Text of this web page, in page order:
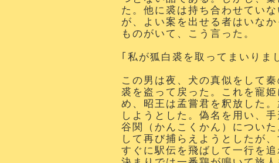
た。他に裘は持ち合わせてい
が、よい案を出せる者はいな
ものがいて、こう言った。
｢私が狐白裘を取ってまいりま
この男は夜、犬の真似をして
裘を盗って戻った。これを寵
め、昭王は孟嘗君を釈放した
しようとした。偽名を用い、
谷関（かんこくかん）につい
して再び捕らえようとしたが
すぐに駅伝を飛ばして一行を